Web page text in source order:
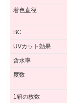
着色直径
BC
UVカット効果
含水率
度数
1箱の枚数